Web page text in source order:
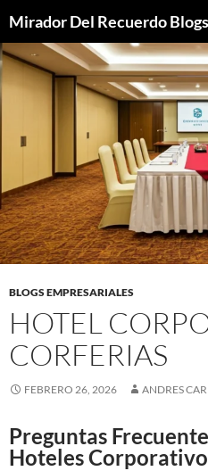
contenido
Mirador Del Recuerdo Blogs
BLOGS EMPRESARIALES
HOTEL
CORFERIAS
FEBRERO 26, 2026 ANDRES
Preguntas
Hoteles